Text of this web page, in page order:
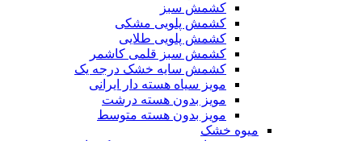
کشمش سبز
کشمش پلویی مشکی
کشمش پلویی طلایی
کشمش سبز قلمی کاشمر
کشمش سایه خشک درجه یک
مویز سیاه هسته دار ایرانی
مویز بدون هسته درشت
مویز بدون هسته متوسط
میوه خشک